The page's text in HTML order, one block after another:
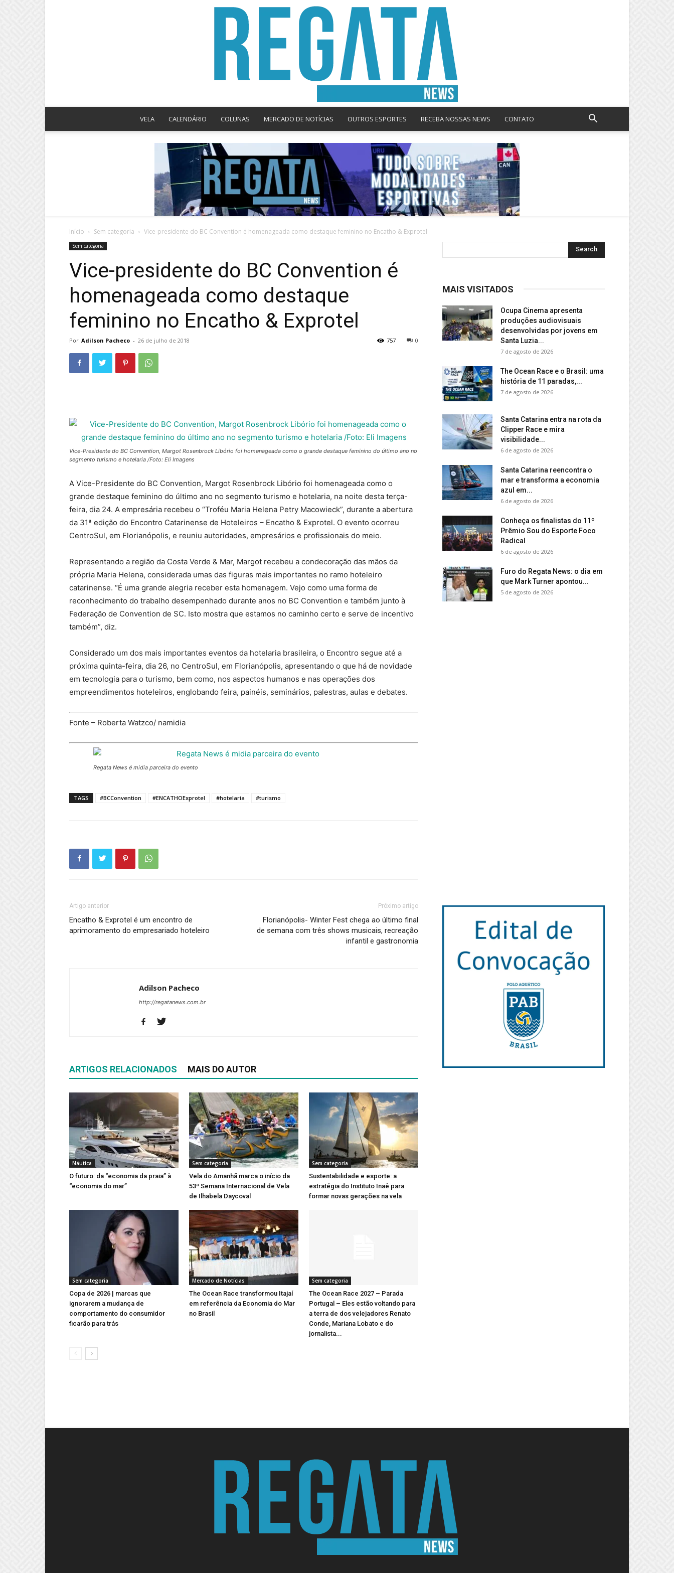
News
VELA CALENDÁRIO COLUNAS MERCADO DE NOTÍCIAS OUTROS ESPORTES RECEBA NOSSAS NEWS CONTATO
Início Sem categoria Vice-presidente do BC Convention é homenageada como destaque feminino no Encatho & Exprotel
Sem categoria
Vice-presidente do BC Convention é
homenageada como destaque
feminino no Encatho & Exprotel
Por Adilson Pacheco - 26 de julho de 2018 0
757
Vice-Presidente do BC Convention, Margot Rosenbrock Libório foi homenageada como o grande destaque feminino do último ano no
segmento turismo e hotelaria /Foto: Eli Imagens
A Vice-Presidente do BC Convention, Margot Rosenbrock Libório foi homenageada como o
grande destaque feminino do último ano no segmento turismo e hotelaria, na noite desta terça-
feira, dia 24. A empresária recebeu o “Troféu Maria Helena Petry Macowieck”, durante a abertura
da 31ª edição do Encontro Catarinense de Hoteleiros – Encatho & Exprotel. O evento ocorreu
CentroSul, em Florianópolis, e reuniu autoridades, empresários e profissionais do meio.
Representando a região da Costa Verde & Mar, Margot recebeu a condecoração das mãos da
própria Maria Helena, considerada umas das figuras mais importantes no ramo hoteleiro
catarinense. “É uma grande alegria receber esta homenagem. Vejo como uma forma de
reconhecimento do trabalho desempenhado durante anos no BC Convention e também junto à
Federação de Convention de SC. Isto mostra que estamos no caminho certo e serve de incentivo
também”, diz.
Considerado um dos mais importantes eventos da hotelaria brasileira, o Encontro segue até a
próxima quinta-feira, dia 26, no CentroSul, em Florianópolis, apresentando o que há de novidade
em tecnologia para o turismo, bem como, nos aspectos humanos e nas operações dos
empreendimentos hoteleiros, englobando feira, painéis, seminários, palestras, aulas e debates.
Fonte – Roberta Watzco/ namidia
Regata News é midia parceira do evento
TAGS #BCConvention #ENCATHOExprotel #hotelaria #turismo
Artigo anterior
Encatho & Exprotel é um encontro de
aprimoramento do empresariado hoteleiro
Próximo artigo
Florianópolis- Winter Fest chega ao último final
de semana com três shows musicais, recreação
infantil e gastronomia
Adilson Pacheco
http://regatanews.com.br
ARTIGOS RELACIONADOS MAIS DO AUTOR
Náutica
O futuro: da “economia da praia” à
“economia do mar”
Sem categoria
Vela do Amanhã marca o início da
53ª Semana Internacional de Vela
de Ilhabela Daycoval
Sem categoria
Sustentabilidade e esporte: a
estratégia do Instituto Inaê para
formar novas gerações na vela
Sem categoria
Copa de 2026 | marcas que
ignorarem a mudança de
comportamento do consumidor
ficarão para trás
Mercado de Notícias
The Ocean Race transformou Itajaí
em referência da Economia do Mar
no Brasil
Sem categoria
The Ocean Race 2027 – Parada
Portugal – Eles estão voltando para
a terra de dos velejadores Renato
Conde, Mariana Lobato e do
jornalista...
MAIS VISITADOS
Ocupa Cinema apresenta
produções audiovisuais
desenvolvidas por jovens em
Santa Luzia...
7 de agosto de 2026
The Ocean Race e o Brasil: uma
história de 11 paradas,...
7 de agosto de 2026
Santa Catarina entra na rota da
Clipper Race e mira
visibilidade...
6 de agosto de 2026
Santa Catarina reencontra o
mar e transforma a economia
azul em...
6 de agosto de 2026
Conheça os finalistas do 11º
Prêmio Sou do Esporte Foco
Radical
6 de agosto de 2026
Furo do Regata News: o dia em
que Mark Turner apontou...
5 de agosto de 2026